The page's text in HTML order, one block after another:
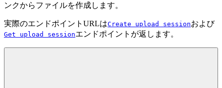
ンクからファイルを作成します。
実際のエンドポイントURLはCreate upload sessionおよび
Get upload sessionエンドポイントが返します。